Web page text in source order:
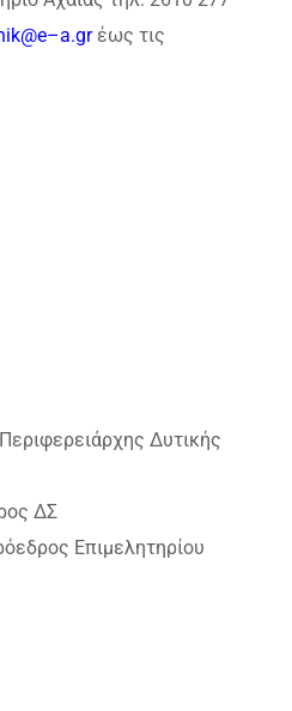
@e–a.grέως τις
Περιφερειάρχης Δυτικής
ΔΣ
Επιμελητηρίου